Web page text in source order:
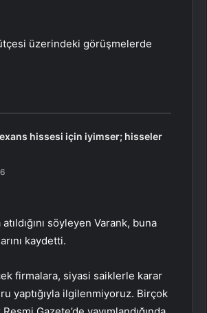
üzerindeki görüşmelerde
hissesi için iyimser; hisseler
söyleyen Varank, buna
kaydetti.
firmalara, siyasi saiklerle karar
yaptığıyla ilgilenmiyoruz. Birçok